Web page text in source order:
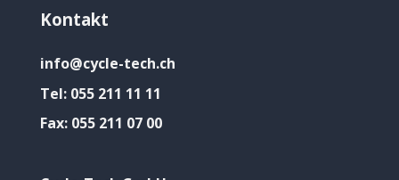
Kontakt
info@cycle-tech.ch
Tel: 055 211 11 11
Fax: 055 211 07 00